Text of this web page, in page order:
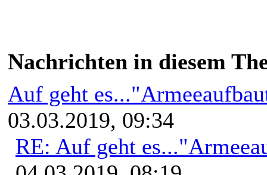
Nachrichten in diesem
Auf geht
03.03.2019, 09:34
RE: Auf geht